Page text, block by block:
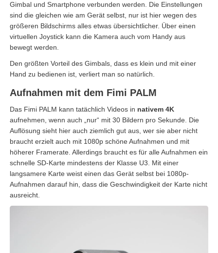
Gimbal und Smartphone verbunden werden. Die Einstellungen
sind die gleichen wie am Gerät selbst, nur ist hier wegen des
größeren Bildschirms alles etwas übersichtlicher. Über einen
virtuellen Joystick kann die Kamera auch vom Handy aus
bewegt werden.
Den größten Vorteil des Gimbals, dass es klein und mit einer
Hand zu bedienen ist, verliert man so natürlich.
Aufnahmen mit dem Fimi PALM
Das Fimi PALM kann tatächlich Videos in nativem 4K
aufnehmen, wenn auch „nur“ mit 30 Bildern pro Sekunde. Die
Auflösung sieht hier auch ziemlich gut aus, wer sie aber nicht
braucht erzielt auch mit 1080p schöne Aufnahmen und mit
höherer Framerate. Allerdings braucht es für alle Aufnahmen ein
schnelle SD-Karte mindestens der Klasse U3. Mit einer
langsamere Karte weist einen das Gerät selbst bei 1080p-
Aufnahmen darauf hin, dass die Geschwindigkeit der Karte nicht
ausreicht.